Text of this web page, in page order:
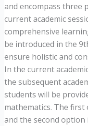
and encompass three
current academic
comprehensive
be introduced in the
ensure holistic and
In the current
the subsequent
students will be
mathematics. The
and the second option